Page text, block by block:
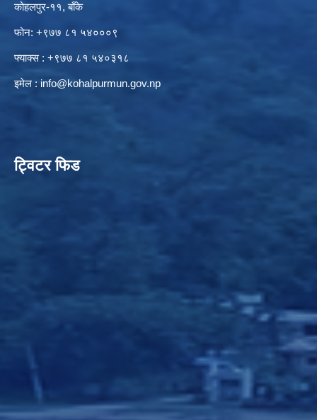
कोहलपुर-११, बाँके
फोन: +९७७ ८१ ५४०००९
फ्याक्स : +९७७ ८१ ५४०३१८
इमेल : info@kohalpurmun.gov.np
ट्विटर फिड